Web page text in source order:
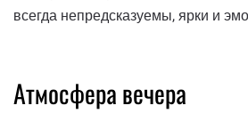
всегда непредсказуемы, ярки и
Атмосфера вечера